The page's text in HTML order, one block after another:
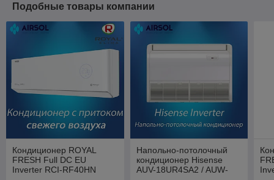
Подобные товары компании
Кондиционер ROYAL
FRESH Full DC EU
Inverter RCI-RF40HN
Напольно-потолочный
кондиционер Hisense
AUV-18UR4SA2 / AUW-